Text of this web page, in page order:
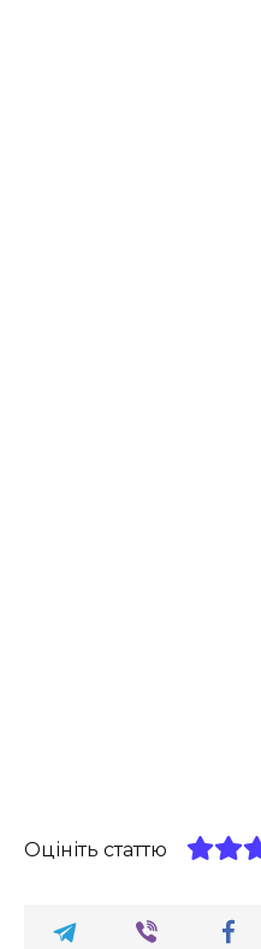
Оцініть статтю